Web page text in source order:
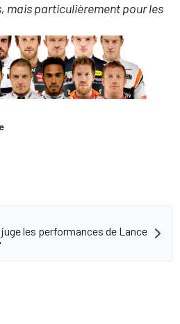
mais particulièrement pour les
les performances de Lance